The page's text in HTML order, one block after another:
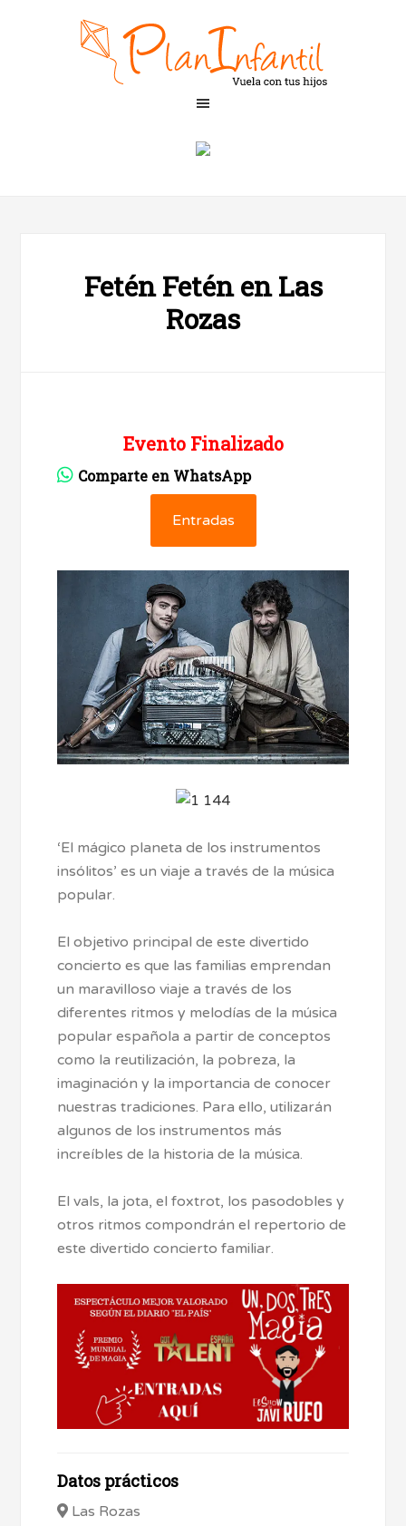
Fetén Fetén en Las
Rozas
Evento Finalizado
Comparte en WhatsApp
Entradas
‘El mágico planeta de los instrumentos
insólitos’ es un viaje a través de la música
popular.
El objetivo principal de este divertido
concierto es que las familias emprendan
un maravilloso viaje a través de los
diferentes ritmos y melodías de la música
popular española a partir de conceptos
como la reutilización, la pobreza, la
imaginación y la importancia de conocer
nuestras tradiciones. Para ello, utilizarán
algunos de los instrumentos más
increíbles de la historia de la música.
El vals, la jota, el foxtrot, los pasodobles y
otros ritmos compondrán el repertorio de
este divertido concierto familiar.
Datos prácticos
Las Rozas